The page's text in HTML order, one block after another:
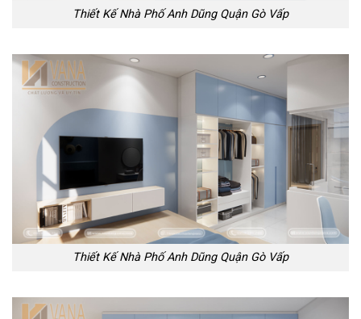
Thiết Kế Nhà Phố Anh Dũng Quận Gò Vấp
Thiết Kế Nhà Phố Anh Dũng Quận Gò Vấp